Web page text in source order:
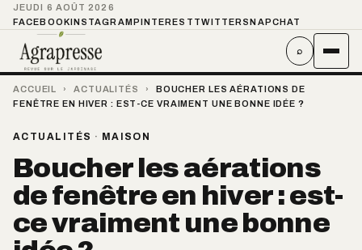
JEUDI 6 AOÛT 2026
FACEBOOKINSTAGRAMPINTEREST TWITTER SNAPCHAT
⌕
ACCUEIL › ACTUALITÉS ›
BOUCHER LES AÉRATIONS DE
FENÊTRE EN HIVER : EST-CE VRAIMENT UNE BONNE IDÉE ?
ACTUALITÉS · MAISON
Boucher les aérations
de fenêtre en hiver : est-
ce vraiment une bonne